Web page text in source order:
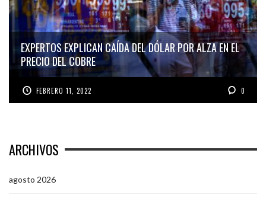
EXPERTOS EXPLICAN CAÍDA DEL DÓLAR POR ALZA EN EL
PRECIO DEL COBRE
FEBRERO 11, 2022 0
ARCHIVOS
agosto 2026